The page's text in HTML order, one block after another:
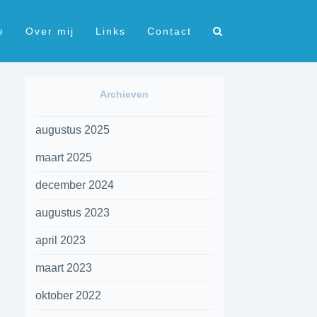
Over mij Links Contact
Archieven
augustus 2025
maart 2025
december 2024
augustus 2023
april 2023
maart 2023
oktober 2022